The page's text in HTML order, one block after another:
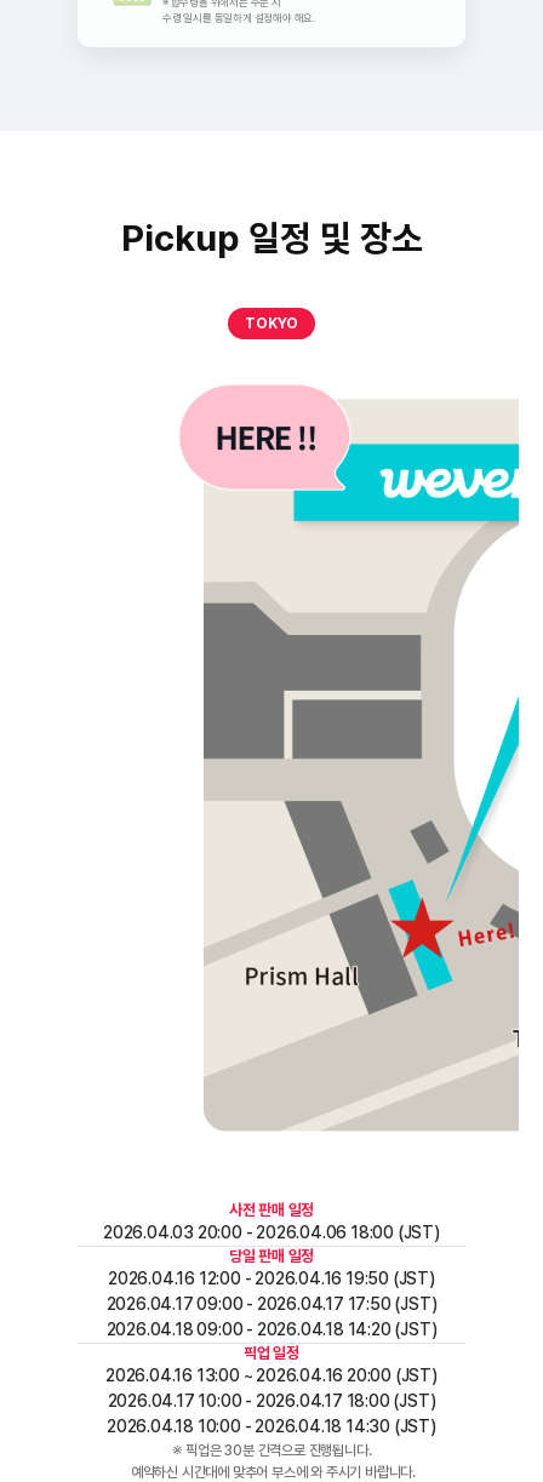
수령 일시를 동일하게 설정해야 해요.
Pickup 일정 및 장소
TOKYO
사전 판매 일정
2026.04.03 20:00 - 2026.04.06 18:00 (JST)
당일 판매 일정
2026.04.16 12:00 - 2026.04.16 19:50 (JST)
2026.04.17 09:00 - 2026.04.17 17:50 (JST)
2026.04.18 09:00 - 2026.04.18 14:20 (JST)
픽업 일정
2026.04.16 13:00 ~ 2026.04.16 20:00 (JST)
2026.04.17 10:00 - 2026.04.17 18:00 (JST)
2026.04.18 10:00 - 2026.04.18 14:30 (JST)
※ 픽업은 30분 간격으로 진행됩니다.
예약하신 시간대에 맞추어 부스에 와 주시기 바랍니다.